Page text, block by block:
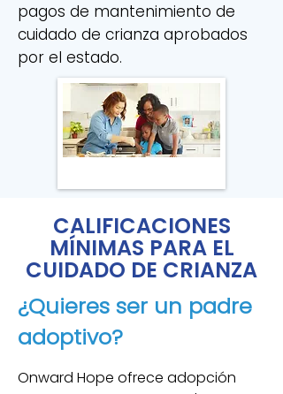
pagos de mantenimiento de
cuidado de crianza aprobados
por el estado.
CALIFICACIONES
MÍNIMAS PARA EL
CUIDADO DE CRIANZA
¿Quieres ser un padre
adoptivo?
Onward Hope ofrece adopción